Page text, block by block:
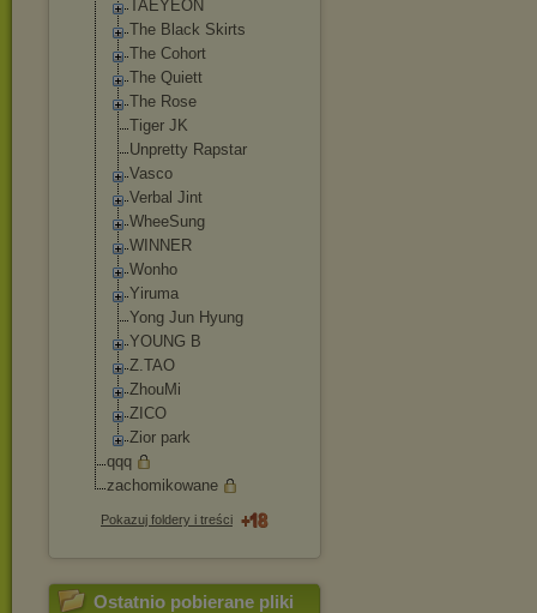
TAEYEON
The Black Skirts
The Cohort
The Quiett
The Rose
Tiger JK
Unpretty Rapstar
Vasco
Verbal Jint
WheeSung
WINNER
Wonho
Yiruma
Yong Jun Hyung
YOUNG B
Z.TAO
ZhouMi
ZICO
Zior park
qqq
zachomikowane
Pokazuj foldery i treści
Ostatnio pobierane pliki